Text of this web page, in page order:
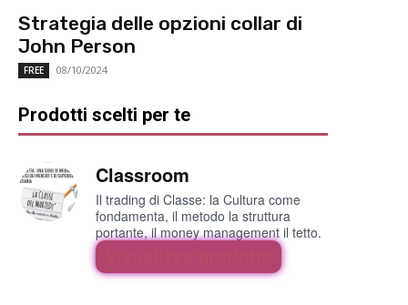
Strategia delle opzioni collar di
John Person
FREE 08/10/2024
Prodotti scelti per te
Classroom
Il trading di Classe: la Cultura come
fondamenta, il metodo la struttura
portante, il money management il tetto.